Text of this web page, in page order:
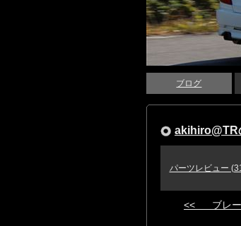
ブログ
akihiro@TR
パーツレビュー
<< ブレー